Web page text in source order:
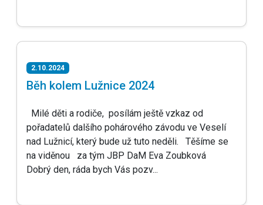
2.10.2024
Běh kolem Lužnice 2024
Milé děti a rodiče, posílám ještě vzkaz od
pořadatelů dalšího pohárového závodu ve Veselí
nad Lužnicí, který bude už tuto neděli. Těšíme se
na viděnou za tým JBP DaM Eva Zoubková
Dobrý den, ráda bych Vás pozv...